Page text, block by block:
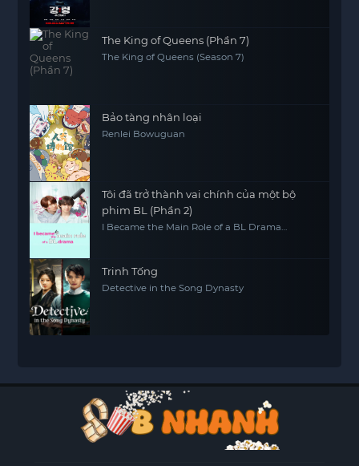
The King of Queens (Phần 7)
The King of Queens (Season 7)
Bảo tàng nhân loại
Renlei Bowuguan
Tôi đã trở thành vai chính của một bộ
phim BL (Phần 2)
I Became the Main Role of a BL Drama
Trinh Tống
Detective in the Song Dynasty